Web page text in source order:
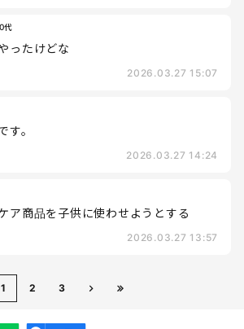
代
ったけどな
2026.03.27 15:07
す。
2026.03.27 14:24
ア商品を子供に使わせようとする
2026.03.27 13:57
1 2 3